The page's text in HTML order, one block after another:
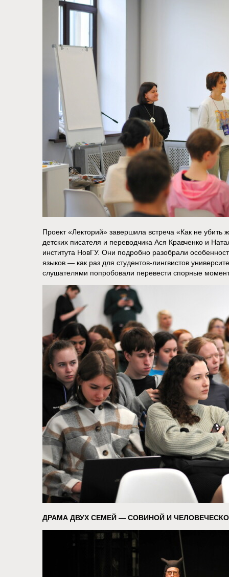
Проект «Лекторий» завершила встреча «Как не убить
детских писателя и переводчика Ася Кравченко и
института НовГУ. Они подробно разобрали
языков — как раз для студентов-лингвистов
слушателями попробовали перевести спорные
ДРАМА ДВУХ СЕМЕЙ — СОВИНОЙ И